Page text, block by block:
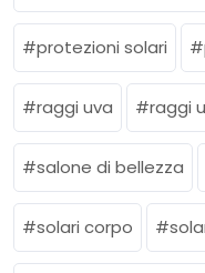
protezioni solari
raggi uva raggi
salone di bellezza
solari corpo